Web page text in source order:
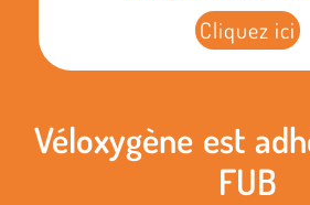
Cliquez ici
Véloxygène est
FUB